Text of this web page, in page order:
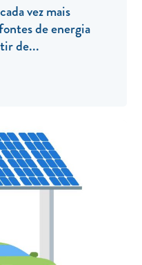
vez mais
de energia
de...